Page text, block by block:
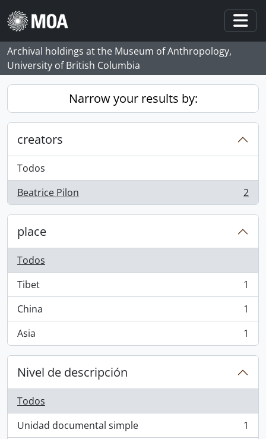
Skip to main content
Archival holdings at the Museum of Anthropology,
University of British Columbia
Narrow your results by:
creators
Todos
Beatrice Pilon
, 2 resultados 2
place
Todos
Tibet
, 1 resultados
1
China
, 1 resultados
1
Asia
, 1 resultados 1
Nivel de descripción
Todos
Unidad documental simple
, 1 resultados
1